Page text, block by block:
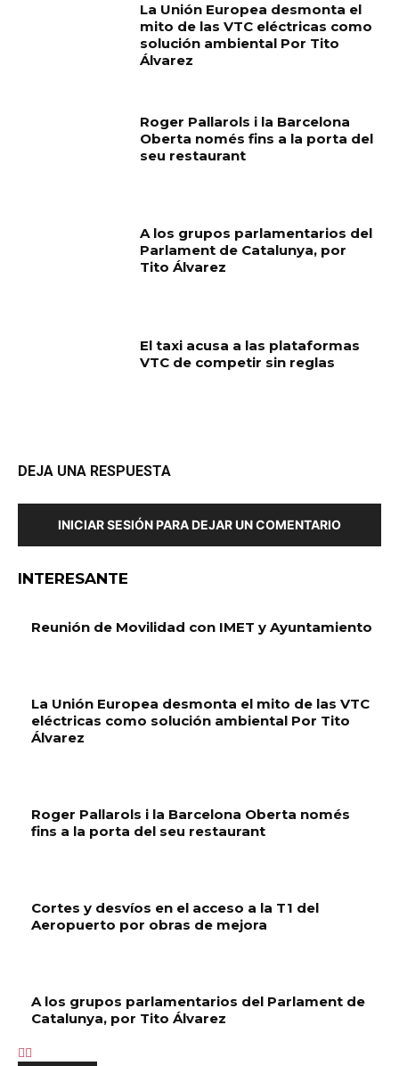
La Unión Europea desmonta el
mito de las VTC eléctricas como
solución ambiental Por Tito
Álvarez
Roger Pallarols i la Barcelona
Oberta només fins a la porta del
seu restaurant
A los grupos parlamentarios del
Parlament de Catalunya, por
Tito Álvarez
El taxi acusa a las plataformas
VTC de competir sin reglas
DEJA UNA RESPUESTA
INICIAR SESIÓN PARA DEJAR UN COMENTARIO
INTERESANTE
Reunión de Movilidad con IMET y Ayuntamiento
La Unión Europea desmonta el mito de las VTC
eléctricas como solución ambiental Por Tito
Álvarez
Roger Pallarols i la Barcelona Oberta només
fins a la porta del seu restaurant
Cortes y desvíos en el acceso a la T1 del
Aeropuerto por obras de mejora
A los grupos parlamentarios del Parlament de
Catalunya, por Tito Álvarez